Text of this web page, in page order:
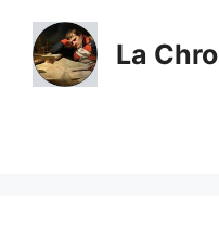
contenu
La